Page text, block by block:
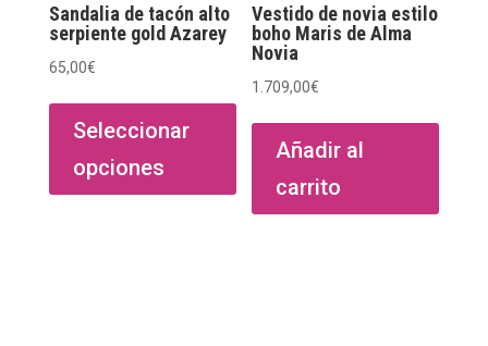
Sandalia de tacón alto
serpiente gold Azarey
65,00€
Seleccionar
opciones
Este
producto
múltiples
variantes.
Vestido de novia estilo
boho Maris de Alma
Novia
1.709,00€
Añadir al
carrito